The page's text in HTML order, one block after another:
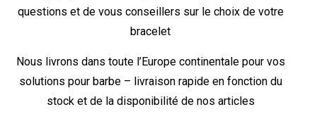
questions et de vous conseillers sur le choix de votre
bracelet
Nous livrons dans toute l’Europe continentale pour vos
solutions pour barbe – livraison rapide en fonction du
stock et de la disponibilité de nos articles